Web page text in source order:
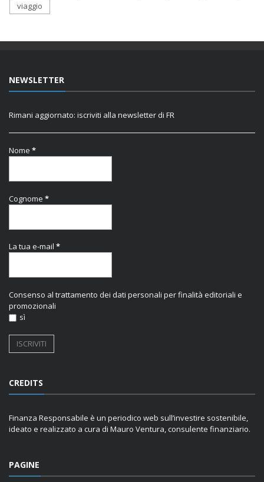
viaggio
NEWSLETTER
Rimani aggiornato: iscriviti alla newsletter di FR
Nome *
Cognome *
La tua e-mail *
Consenso al trattamento dei dati personali per finalità editoriali e
promozionali
sì
CREDITS
Finanza Responsabile è un periodico web sull’investire sostenibile,
ideato e realizzato a cura di Mauro Ventura, consulente finanziario.
PAGINE